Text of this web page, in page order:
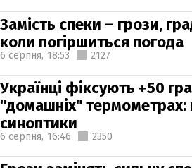
Замість спеки – грози,
коли погіршиться погода
6 серпня, 18:53 2127
Українці фіксують +50
"домашніх"
синоптики
6 серпня, 16:46 2350